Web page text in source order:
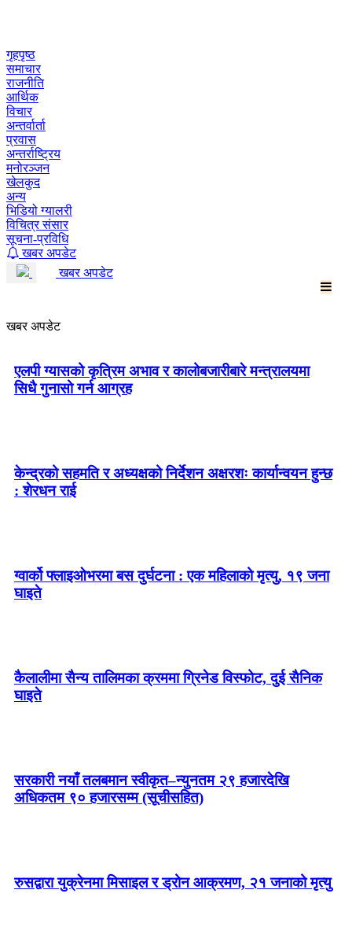
गृहपृष्ठ
समाचार
राजनीति
आर्थिक
विचार
अन्तर्वार्ता
प्रवास
अन्तर्राष्ट्रिय
मनोरञ्जन
खेलकुद
अन्य
भिडियो ग्यालरी
विचित्र संसार
सूचना-प्रविधि
खबर अपडेट
खबर अपडेट
खबर अपडेट
एलपी ग्यासको कृत्रिम अभाव र कालोबजारीबारे मन्त्रालयमा
सिधै गुनासो गर्न आग्रह
केन्द्रको सहमति र अध्यक्षको निर्देशन अक्षरशः कार्यान्वयन हुन्छ
: शेरधन राई
ग्वार्को फ्लाइओभरमा बस दुर्घटना : एक महिलाको मृत्यु, १९ जना
घाइते
कैलालीमा सैन्य तालिमका क्रममा ग्रिनेड विस्फोट, दुई सैनिक
घाइते
सरकारी नयाँ तलबमान स्वीकृत–न्युनतम २९ हजारदेखि
अधिकतम ९० हजारसम्म (सूचीसहित)
रुसद्वारा युक्रेनमा मिसाइल र ड्रोन आक्रमण, २१ जनाको मृत्यु